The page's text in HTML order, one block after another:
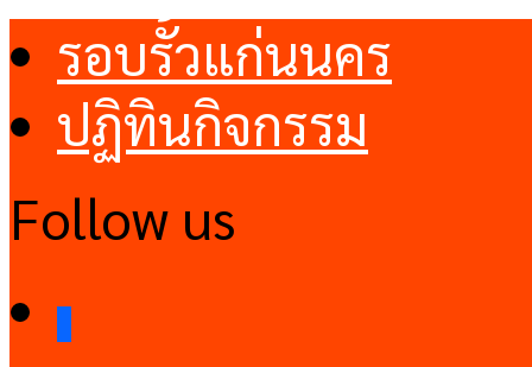
รอบรั้วแก่นนคร
ปฏิทินกิจกรรม
Follow us